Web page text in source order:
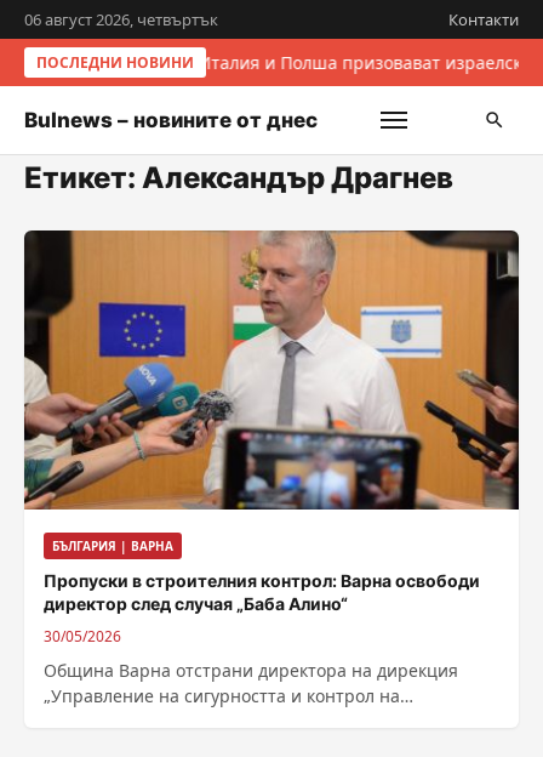
06 август 2026, четвъртък Контакти
ПОСЛЕДНИ НОВИНИ Италия и Полша призовават
Bulnews – новините от днес
Етикет: Александър Драгнев
БЪЛГАРИЯ | ВАРНА
Пропуски в строителния контрол: Варна освободи
директор след случая „Баба Алино“
30/05/2026
Община Варна отстрани директора на дирекция
„Управление на сигурността и контрол на